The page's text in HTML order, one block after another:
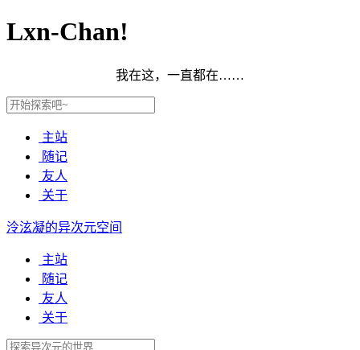
Lxn-Chan!
我在这，一直都在……
主站
随记
友人
关于
泠泫凝的异次元空间
主站
随记
友人
关于